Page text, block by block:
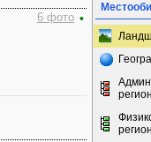
6 фото •